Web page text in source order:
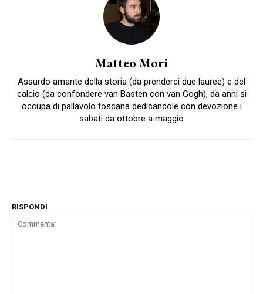
Matteo Mori
Assurdo amante della storia (da prenderci due lauree) e del
calcio (da confondere van Basten con van Gogh), da anni si
occupa di pallavolo toscana dedicandole con devozione i
sabati da ottobre a maggio
RISPONDI